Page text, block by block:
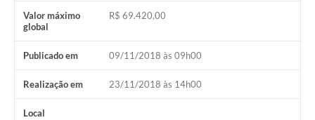
Carta de Serviços
CEMITÉRIO MUNICIPAL
Valor máximo
global
R$ 69.420,00
Publicado em 09/11/2018 às 09h00
Realização em 23/11/2018 às 14h00
Local